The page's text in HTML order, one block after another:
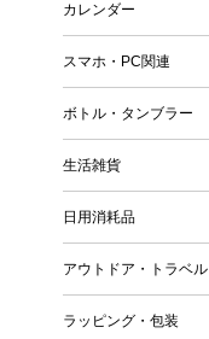
カレンダー
スマホ・PC関連
ボトル・タンブラー
生活雑貨
日用消耗品
アウトドア・トラベル
ラッピング・包装